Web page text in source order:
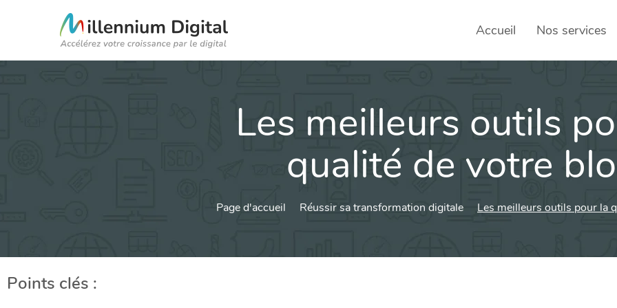
Accueil Nos services
SEO
Les meilleurs outils
qualité de votre
Page d'accueil Réussir sa transformation digitale Les meilleurs outils pour la
Points clés :